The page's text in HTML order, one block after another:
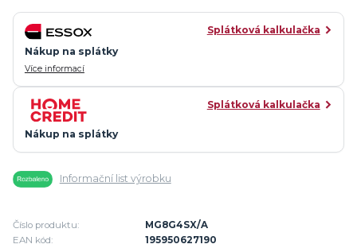
Splátková kalkulačka
Nákup na splátky
Více informací
Splátková kalkulačka
Nákup na splátky
Informační list výrobku
Číslo produktu:
MG8G4SX/A
EAN kód:
195950627190